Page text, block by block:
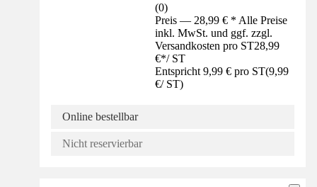
(0)
Preis — 28,99 € * Alle Preise
inkl. MwSt. und ggf. zzgl.
Versandkosten pro ST28,99
€*/ ST
Entspricht 9,99 € pro ST(9,99
€/ ST)
Online bestellbar
Nicht reservierbar